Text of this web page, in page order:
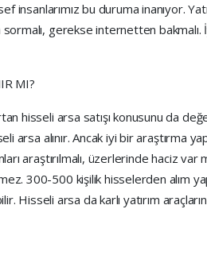
insanlarımız bu duruma inanıyor.
gerekse internetten
MI?
hisseli arsa satışı konusunu da
arsa alınır. Ancak iyi bir araştırma
araştırılmalı, üzerlerinde haciz
300-500 kişilik hisselerden alım
Hisseli arsa da karlı yatırım